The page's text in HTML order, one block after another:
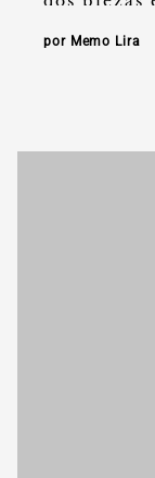
por Memo Lira